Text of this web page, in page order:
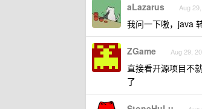
aLazarus Aug
我问一下嗷，java
ZGame Aug 29,
直接看开源项目不
了